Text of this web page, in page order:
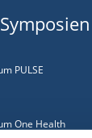
PULSE
One Health